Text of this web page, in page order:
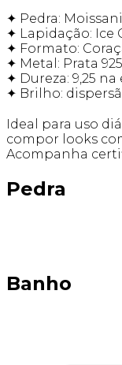
✦ Pedra:
✦ Lapidação: Ice
✦ Formato:
✦ Metal: Prata 925
✦ Dureza: 9,25
✦ Brilho:
Ideal para uso
compor looks
Acompanha
Pedra
Banho